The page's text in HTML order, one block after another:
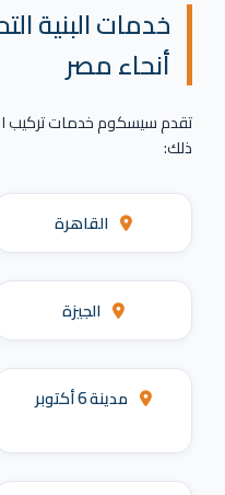
خدمات البنية
أنحاء مصر
تقدم سيسكوم خدمات تركيب
ذلك:
القاهرة
الجيزة
مدينة 6 أكتوبر